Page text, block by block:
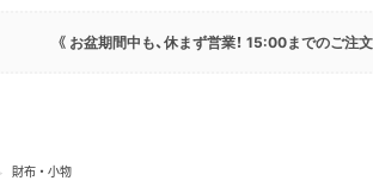
《 お盆期間中も、休まず営業！ 15:00までのご注
財布・小物